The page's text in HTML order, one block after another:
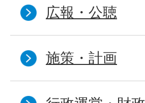
広報・公聴
施策・計画